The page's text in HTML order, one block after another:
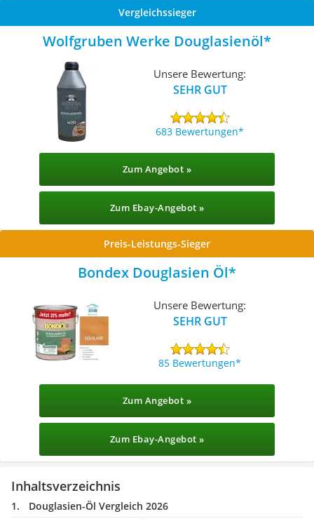
Vergleichssieger
Wolfgruben Werke Douglasienöl
Unsere Bewertung:
SEHR GUT
683 Bewertungen
Zum Angebot »
Zum Ebay-Angebot »
Preis-Leistungs-Sieger
Bondex Douglasien Öl
Unsere Bewertung:
SEHR GUT
85 Bewertungen
Zum Angebot »
Zum Ebay-Angebot »
Inhaltsverzeichnis
Douglasien-Öl Vergleich 2026